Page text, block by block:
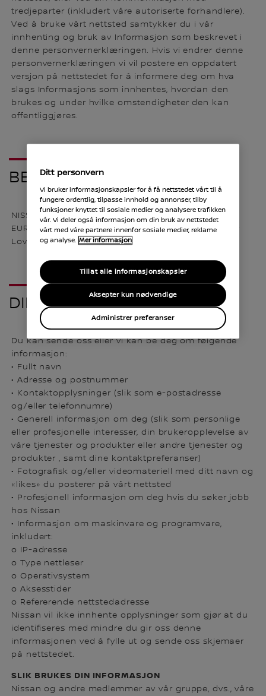
tredjeparter (inkludert våre autoriserte forhandlere).
Ved å bruke vårt nettsted samtykker du i vår
innhenting og bruk av Informasjon som beskrevet i
denne personvernerklæringen. Hvis vi endrer denne
personvernerklæringen vi vil postere en oppdatert
versjon på nettstedet for å informere deg om hva
slags Informasjons som innhentes, hvordan den
brukes og under hvilke omstendigheter den kan
offentliggjøres.
BEHANDLINGSANSVARLIG
NISSAN NORDIC, NORSK FILIAL AV NISSAN NORDIC
EUROPE OY, FINLAND er behandlingsansvarlig etter
Loven, og kan kontaktes på adressen ovenfor.
DIN INFORMASJON
Du kan sende oss eller vi kan be deg om følgende
informasjon:
• Fullt navn
• Adresse og postnummer
• Kontaktopplysninger (slik som e-postadresse
og/eller telefonnumre)
• Generell informasjon om deg (slik som personlige
eller profesjonelle interesser, din brukeropplevelse av
våre tjenester og produkter eller andre tjenester og
produkter , samt dine kontaktpreferanser)
• Fotografisk og/eller videomateriell med ditt navn og
«likes» du posterer på vårt nettsted
• Profesjonell informasjon om deg hvis du søker jobb
hos Nissan
• Informasjon om maskinvare og programvare,
inkludert:
o IP-adresse
o Type nettleser
o Operativsystem
o Aksesstider
o Refererende nettstedadresse
Nissan vil ikke innhente opplysninger som gjør at du
identifiseres med mindre du gir oss denne
informasjonen ved å fylle ut og sende oss skjemaer
på nettstedet.
SLIK BRUKES DIN INFORMASJON
Nissan og andre medlemmer av vår gruppe, dvs., våre
Ditt personvern
Vi bruker informasjonskapsler for å få nettstedet vårt til å
fungere ordentlig, tilpasse innhold og annonser, tilby
funksjoner knyttet til sosiale medier og analysere trafikken
vår. Vi deler også informasjon om din bruk av nettstedet
vårt med våre partnere innenfor sosiale medier, reklame
og analyse. Mer informasjon
Administrer preferanser
Aksepter kun nødvendige
Tillat alle informasjonskapsler